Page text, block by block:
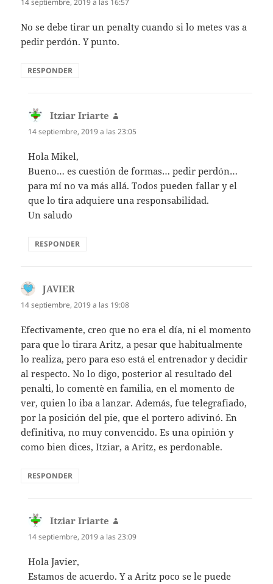
No se debe tirar un penalty cuando si lo metes vas a
pedir perdón. Y punto.
RESPONDER
Itziar Iriarte
14 septiembre, 2019 a las 23:05
Hola Mikel,
Bueno… es cuestión de formas… pedir perdón…
para mí no va más allá. Todos pueden fallar y el
que lo tira adquiere una responsabilidad.
Un saludo
RESPONDER
JAVIER
14 septiembre, 2019 a las 19:08
Efectivamente, creo que no era el día, ni el momento
para que lo tirara Aritz, a pesar que habitualmente
lo realiza, pero para eso está el entrenador y decidir
al respecto. No lo digo, posterior al resultado del
penalti, lo comentè en familia, en el momento de
ver, quien lo iba a lanzar. Además, fue telegrafiado,
por la posición del pie, que el portero adivinó. En
definitiva, no muy convencido. Es una opinión y
como bien dices, Itziar, a Aritz, es perdonable.
RESPONDER
Itziar Iriarte
14 septiembre, 2019 a las 23:09
Hola Javier,
Estamos de acuerdo. Y a Aritz poco se le puede